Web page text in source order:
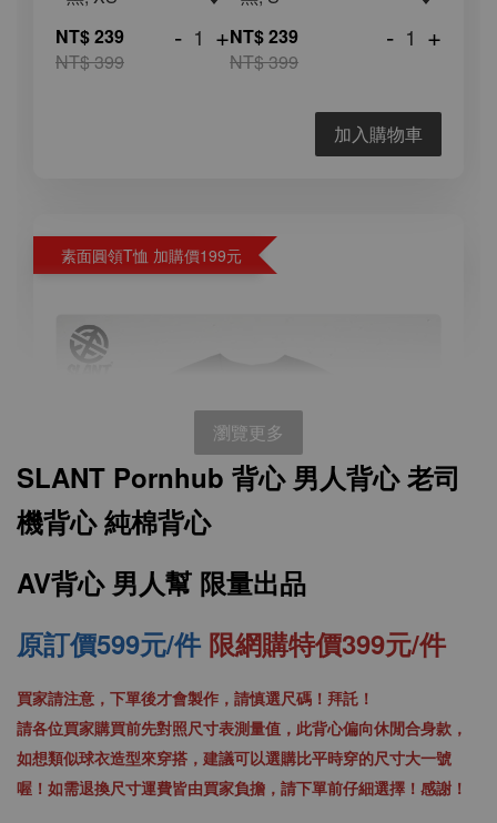
NT$ 239
NT$ 399
- +NT$ 239
NT$ 399
- +
加入購物車
素面圓領T恤 加購價199元
SLANT 素面中性 短袖T恤 百搭T恤 潮牌品質
100%精梳環紡棉 亞洲版型 經典合身12色可選
瀏覽更多
SLANT Pornhub 背心 男人背心 老司
機背心 純棉背心
AV背心 男人幫 限量出品
原訂價599元/件 限網購特價399元/件
買家請注意，下單後才會製作，請慎選尺碼！拜託！
請各位買家購買前先對照尺寸表測量值，此背心偏向休閒合身款，
如想類似球衣造型來穿搭，建議可以選購比平時穿的尺寸大一號
喔！如需退換尺寸運費皆由買家負擔，請下單前仔細選擇！感謝！